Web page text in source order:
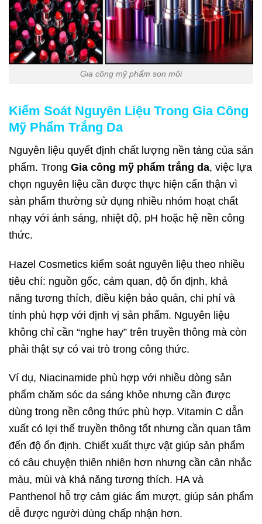
Gia công mỹ phẩm son môi
Kiểm Soát Nguyên Liệu Trong Gia Công
Mỹ Phẩm Trắng Da
Nguyên liệu quyết định chất lượng nền tảng của sản
phẩm. Trong Gia công mỹ phẩm trắng da, việc lựa
chọn nguyên liệu cần được thực hiện cẩn thận vì
sản phẩm thường sử dụng nhiều nhóm hoạt chất
nhạy với ánh sáng, nhiệt độ, pH hoặc hệ nền công
thức.
Hazel Cosmetics kiểm soát nguyên liệu theo nhiều
tiêu chí: nguồn gốc, cảm quan, độ ổn định, khả
năng tương thích, điều kiện bảo quản, chi phí và
tính phù hợp với định vị sản phẩm. Nguyên liệu
không chỉ cần “nghe hay” trên truyền thông mà còn
phải thật sự có vai trò trong công thức.
Ví dụ, Niacinamide phù hợp với nhiều dòng sản
phẩm chăm sóc da sáng khỏe nhưng cần được
dùng trong nền công thức phù hợp. Vitamin C dẫn
xuất có lợi thế truyền thông tốt nhưng cần quan tâm
đến độ ổn định. Chiết xuất thực vật giúp sản phẩm
có câu chuyện thiên nhiên hơn nhưng cần cân nhắc
màu, mùi và khả năng tương thích. HA và
Panthenol hỗ trợ cảm giác ẩm mượt, giúp sản phẩm
dễ được người dùng chấp nhận hơn.